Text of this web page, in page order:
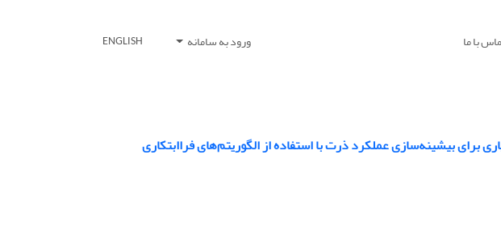
با ما ورود به سامانه ENGLISH
برای بیشینه‌سازی عملکرد ذرت با استفاده از الگوریتم‌های فراابتکاری